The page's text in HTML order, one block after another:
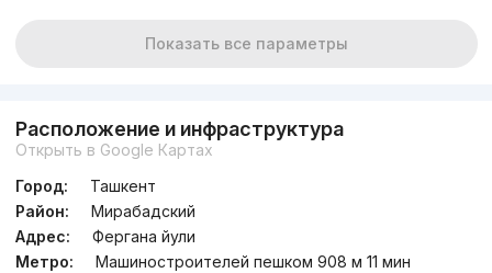
Показать все параметры
Расположение и инфраструктура
Открыть в Google Картах
Город:
Ташкент
Район:
Мирабадский
Адрес:
Фергана йули
Метро:
Машиностроителей пешком 908 м 11 мин